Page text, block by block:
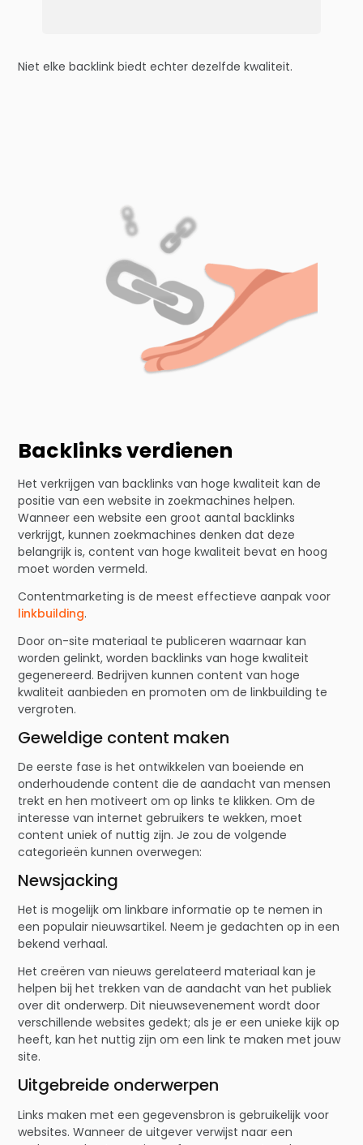
Niet elke backlink biedt echter dezelfde kwaliteit.
Backlinks verdienen
Het verkrijgen van backlinks van hoge kwaliteit kan de
positie van een website in zoekmachines helpen.
Wanneer een website een groot aantal backlinks
verkrijgt, kunnen zoekmachines denken dat deze
belangrijk is, content van hoge kwaliteit bevat en hoog
moet worden vermeld.
Contentmarketing is de meest effectieve aanpak voor
linkbuilding.
Door on-site materiaal te publiceren waarnaar kan
worden gelinkt, worden backlinks van hoge kwaliteit
gegenereerd. Bedrijven kunnen content van hoge
kwaliteit aanbieden en promoten om de linkbuilding te
vergroten.
Geweldige content maken
De eerste fase is het ontwikkelen van boeiende en
onderhoudende content die de aandacht van mensen
trekt en hen motiveert om op links te klikken. Om de
interesse van internet gebruikers te wekken, moet
content uniek of nuttig zijn. Je zou de volgende
categorieën kunnen overwegen:
Newsjacking
Het is mogelijk om linkbare informatie op te nemen in
een populair nieuwsartikel. Neem je gedachten op in een
bekend verhaal.
Het creëren van nieuws gerelateerd materiaal kan je
helpen bij het trekken van de aandacht van het publiek
over dit onderwerp. Dit nieuwsevenement wordt door
verschillende websites gedekt; als je er een unieke kijk op
heeft, kan het nuttig zijn om een link te maken met jouw
site.
Uitgebreide onderwerpen
Links maken met een gegevensbron is gebruikelijk voor
websites. Wanneer de uitgever verwijst naar een